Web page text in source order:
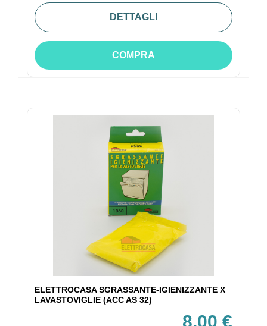
DETTAGLI
COMPRA
ELETTROCASA SGRASSANTE-IGIENIZZANTE X
LAVASTOVIGLIE (ACC AS 32)
8,00 €